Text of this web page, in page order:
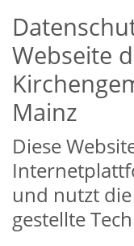
Webseite
Mainz
Diese
und nutzt
gestellte